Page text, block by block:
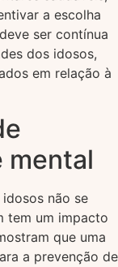
a escolha
ser contínua
dos idosos,
em relação à
mental
não se
tem um impacto
que uma
a prevenção de